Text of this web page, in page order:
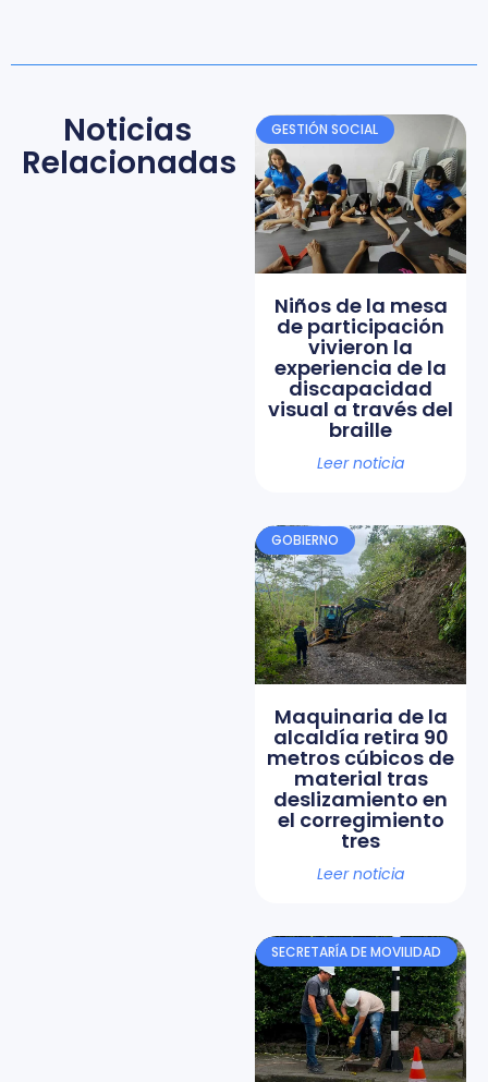
Noticias
Relacionadas
GESTIÓN SOCIAL
Niños de la mesa
de participación
vivieron la
experiencia de la
discapacidad
visual a través del
braille
Leer noticia
GOBIERNO
Maquinaria de la
alcaldía retira 90
metros cúbicos de
material tras
deslizamiento en
el corregimiento
tres
Leer noticia
SECRETARÍA DE MOVILIDAD